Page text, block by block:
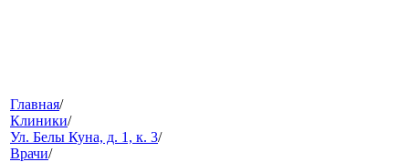
меню
Главная/
Клиники/
Ул. Белы Куна, д. 1, к. 3/
Врачи/